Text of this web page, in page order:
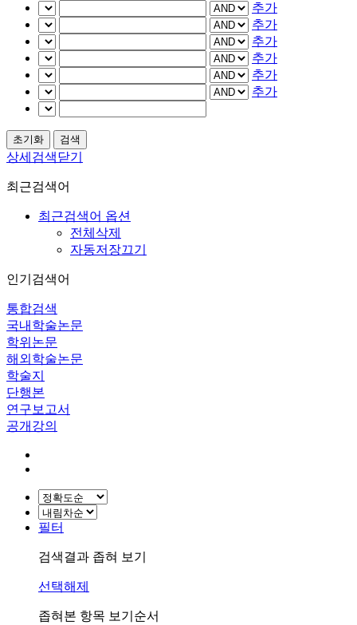
추가
추가
추가
추가
추가
추가
상세검색닫기
최근검색어
최근검색어 옵션
전체삭제
자동저장끄기
인기검색어
통합검색
국내학술논문
학위논문
해외학술논문
학술지
단행본
연구보고서
공개강의
필터
검색결과 좁혀 보기
선택해제
좁혀본 항목 보기순서